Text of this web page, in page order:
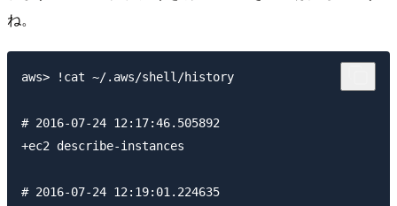
ね。
aws> !cat ~/.aws/shell/history
# 2016-07-24 12:17:46.505892
+ec2 describe-instances
# 2016-07-24 12:19:01.224635